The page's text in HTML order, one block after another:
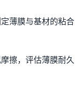
薄膜与基材的粘合
擦，评估薄膜耐久